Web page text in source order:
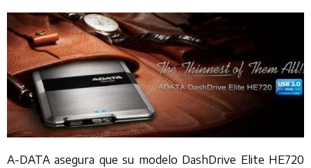
A-DATA asegura que su modelo DashDrive Elite HE720